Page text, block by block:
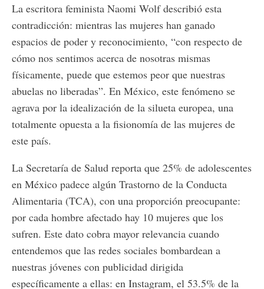
La escritora feminista Naomi Wolf describió esta
contradicción: mientras las mujeres han ganado
espacios de poder y reconocimiento, “con respecto de
cómo nos sentimos acerca de nosotras mismas
físicamente, puede que estemos peor que nuestras
abuelas no liberadas”. En México, este fenómeno se
agrava por la idealización de la silueta europea, una
totalmente opuesta a la fisionomía de las mujeres de
este país.
La Secretaría de Salud reporta que 25% de adolescentes
en México padece algún Trastorno de la Conducta
Alimentaria (TCA), con una proporción preocupante:
por cada hombre afectado hay 10 mujeres que los
sufren. Este dato cobra mayor relevancia cuando
entendemos que las redes sociales bombardean a
nuestras jóvenes con publicidad dirigida
específicamente a ellas: en Instagram, el 53.5% de la